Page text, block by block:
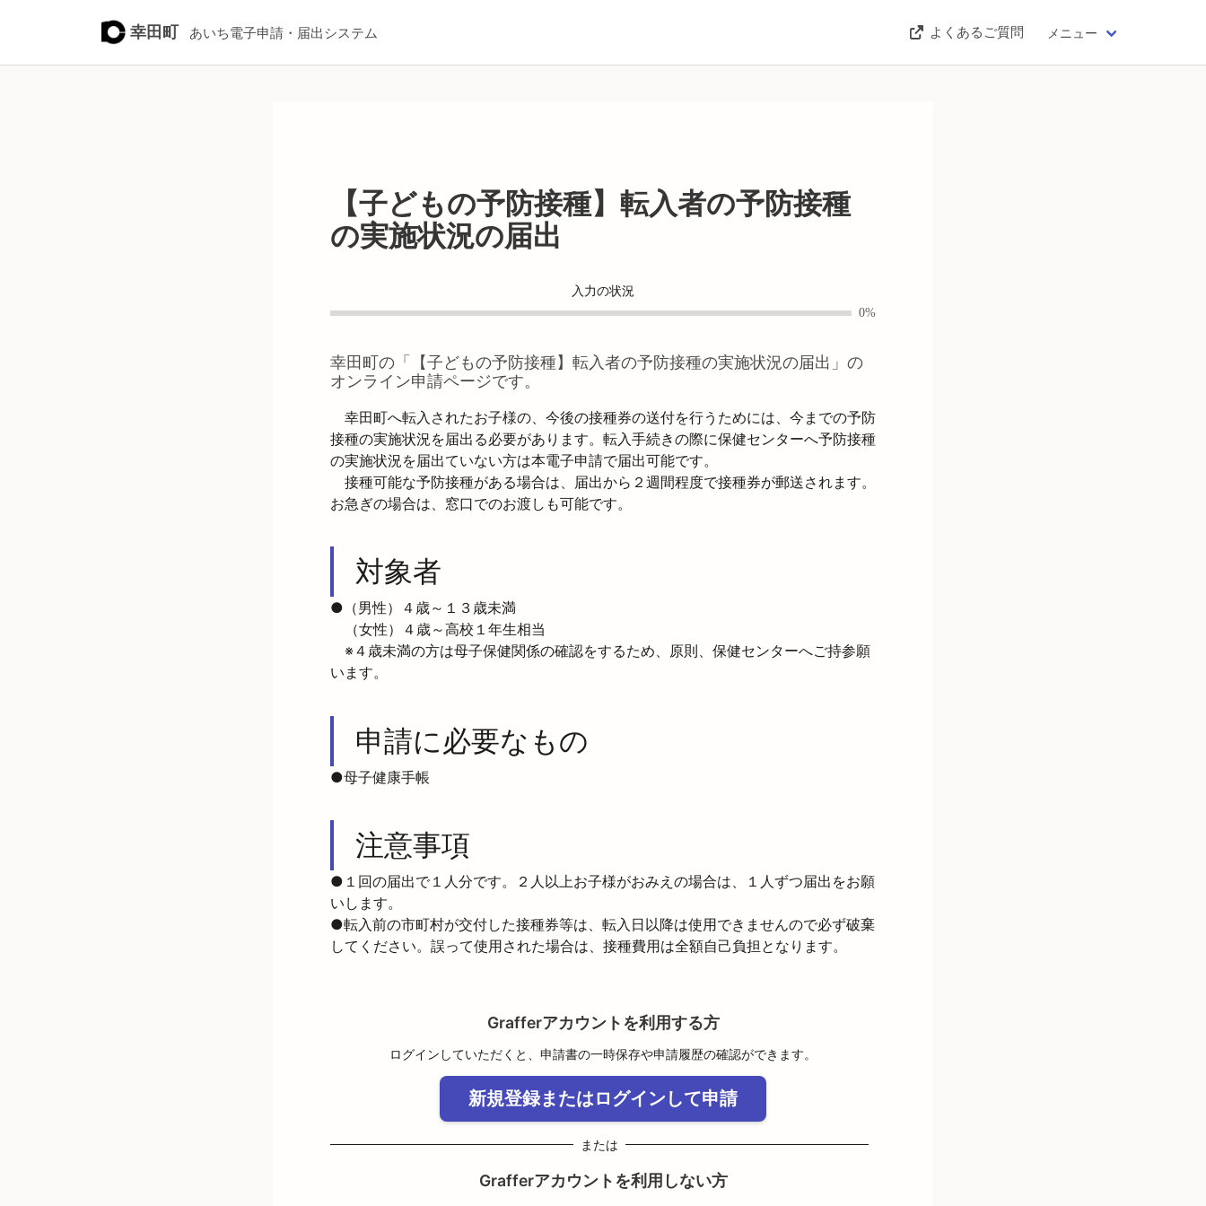
幸田町 あいち電子申請・届出システム よくあるご質問 メニュー
【子どもの予防接種】転入者の予防接種
の実施状況の届出
入力の状況
0%
幸田町の「 【子どもの予防接種】転入者の予防接種の実施状況の届出 」の
オンライン申請ページです。
幸田町へ転入されたお子様の、今後の接種券の送付を行うためには、今までの予防
接種の実施状況を届出る必要があります。転入手続きの際に保健センターへ予防接種
の実施状況を届出ていない方は本電子申請で届出可能です。
接種可能な予防接種がある場合は、届出から２週間程度で接種券が郵送されます。
お急ぎの場合は、窓口でのお渡しも可能です。
対象者
●（男性）４歳～１３歳未満
（女性）４歳～高校１年生相当
※４歳未満の方は母子保健関係の確認をするため、原則、保健センターへご持参願
います。
申請に必要なもの
●母子健康手帳
注意事項
●１回の届出で１人分です。２人以上お子様がおみえの場合は、１人ずつ届出をお願
いします。
●転入前の市町村が交付した接種券等は、転入日以降は使用できませんので必ず破棄
してください。誤って使用された場合は、接種費用は全額自己負担となります。
Grafferアカウントを利用する方
ログインしていただくと、申請書の一時保存や申請履歴の確認ができます。
新規登録またはログインして申請
または
Grafferアカウントを利用しない方